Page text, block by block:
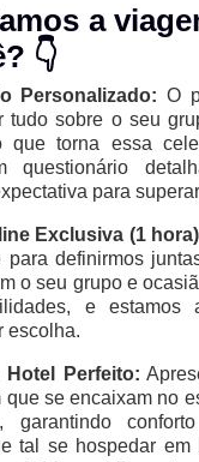
a
👇
Personalizado: O
tudo sobre o seu
torna essa
questionário
para
Exclusiva (1
para definirmos
o seu grupo e
e estamos
escolha.
Hotel Perfeito:
se encaixam no
garantindo
tal se hospedar em